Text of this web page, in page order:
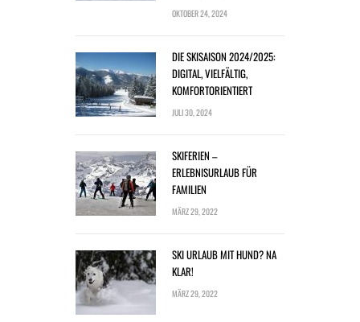
OKTOBER 24, 2024
DIE SKISAISON 2024/2025:
DIGITAL, VIELFÄLTIG,
KOMFORTORIENTIERT
JULI 30, 2024
SKIFERIEN –
ERLEBNISURLAUB FÜR
FAMILIEN
MÄRZ 29, 2022
SKI URLAUB MIT HUND? NA
KLAR!
MÄRZ 29, 2022